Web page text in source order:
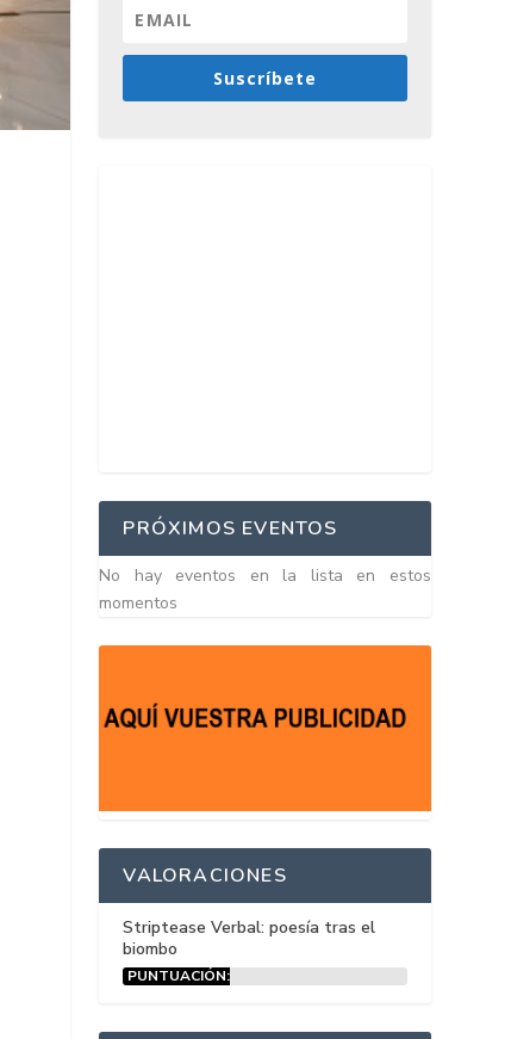
Suscríbete
PRÓXIMOS EVENTOS
No hay eventos en la lista en estos
momentos
VALORACIONES
Striptease Verbal: poesía tras el
biombo
PUNTUACIÓN: